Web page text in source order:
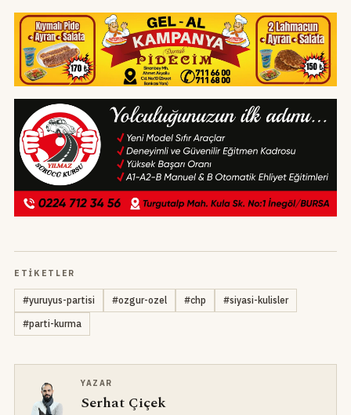
ETIKETLER
#yuruyus-partisi #ozgur-ozel #chp #siyasi-kulisler
#parti-kurma
YAZAR
Serhat Çiçek